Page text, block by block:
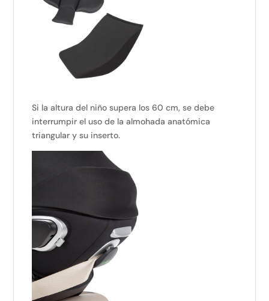
Si la altura del niño supera los 60 cm, se debe
interrumpir el uso de la almohada anatómica
triangular y su inserto.